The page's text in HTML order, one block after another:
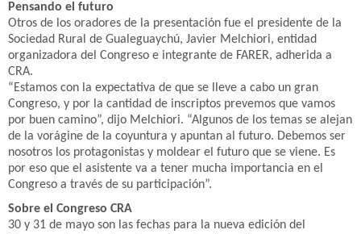
Pensando el futuro
Otros de los oradores de la presentación fue el presidente de la
Sociedad Rural de Gualeguaychú, Javier Melchiori, entidad
organizadora del Congreso e integrante de FARER, adherida a
CRA.
“Estamos con la expectativa de que se lleve a cabo un gran
Congreso, y por la cantidad de inscriptos prevemos que vamos
por buen camino”, dijo Melchiori. “Algunos de los temas se alejan
de la vorágine de la coyuntura y apuntan al futuro. Debemos ser
nosotros los protagonistas y moldear el futuro que se viene. Es
por eso que el asistente va a tener mucha importancia en el
Congreso a través de su participación”.
Sobre el Congreso CRA
30 y 31 de mayo son las fechas para la nueva edición del